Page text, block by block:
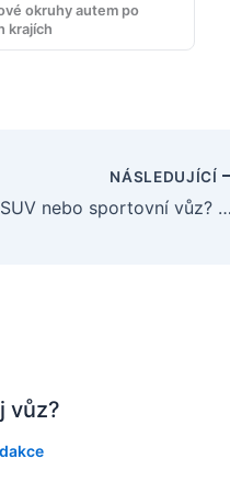
okruhy autem po
krajích
NÁSLEDUJÍCÍ
Je Porsche SUV nebo sportovní vůz? Srovnání nejlepších modelů
vůz?